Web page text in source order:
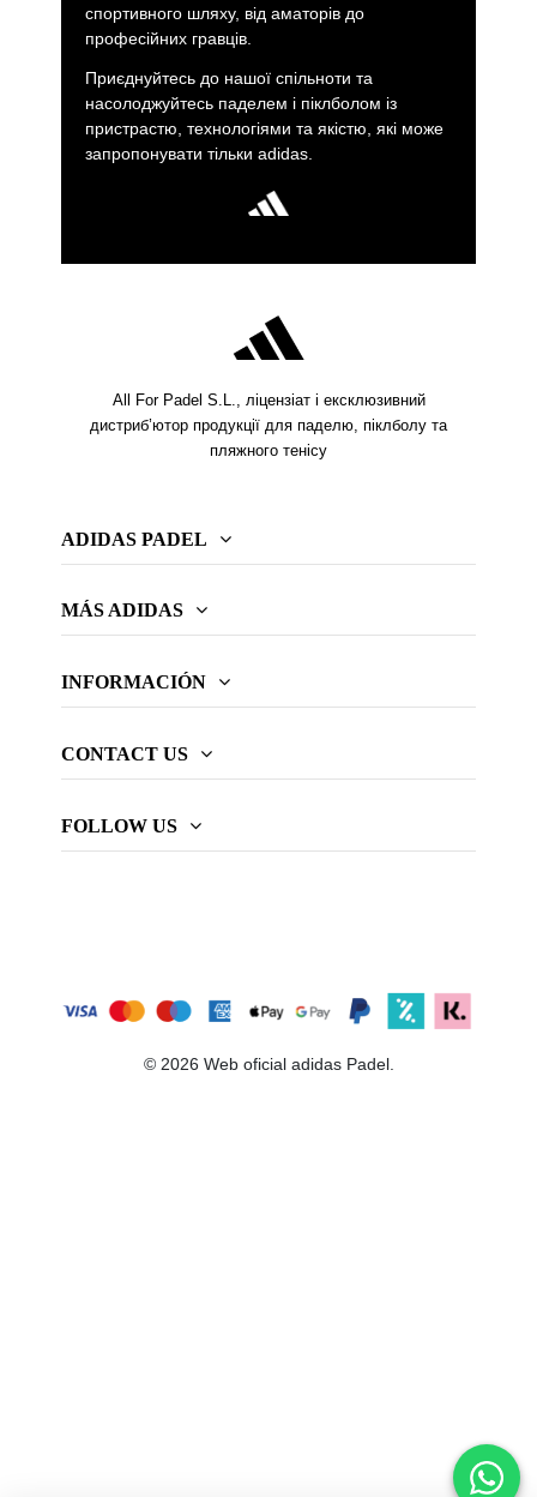
спортивного шляху, від аматорів до
професійних гравців.
Приєднуйтесь до нашої спільноти та
насолоджуйтесь паделем і піклболом із
пристрастю, технологіями та якістю, які може
запропонувати тільки adidas.
All For Padel S.L., ліцензіат і ексклюзивний
дистриб’ютор продукції для паделю, піклболу та
пляжного тенісу
ADIDAS PADEL
MÁS ADIDAS
INFORMACIÓN
CONTACT US
FOLLOW US
© 2026 Web oficial adidas Padel.